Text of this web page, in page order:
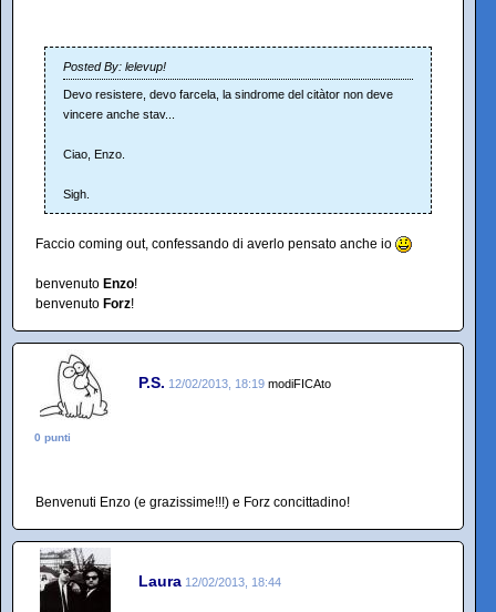
Posted By: lelevup!
Devo resistere, devo farcela, la sindrome del citàtor non deve
vincere anche stav...
Ciao, Enzo.
Sigh.
Faccio coming out, confessando di averlo pensato anche io
benvenuto Enzo!
benvenuto Forz!
P.S. 12/02/2013, 18:19 modiFICAto
0 punti
Benvenuti Enzo (e grazissime!!!) e Forz concittadino!
Laura 12/02/2013, 18:44